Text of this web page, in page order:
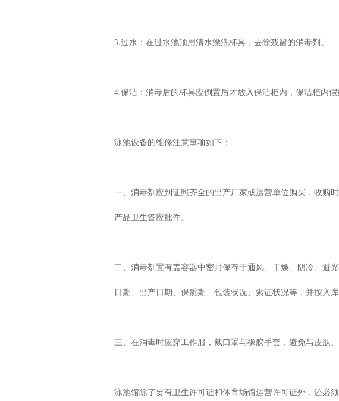
3.过水：在过水池顶用清水漂洗杯具，去除残留的消毒剂。
4.保洁：消毒后的杯具应倒置后才放入保洁柜内，保洁柜内
泳池设备的维修注意事项如下：
一、消毒剂应到证照齐全的出产厂家或运营单位购买，收购
产品卫生答应批件。
二、消毒剂置有盖容器中密封保存于通风、干焕、阴冷、避
日期、出产日期、保质期、包装状况、索证状况等，并按入
三、在消毒时应穿工作服，戴口罩与橡胶手套，避免与皮肤
泳池馆除了要有卫生许可证和体育场馆运营许可证外，还必